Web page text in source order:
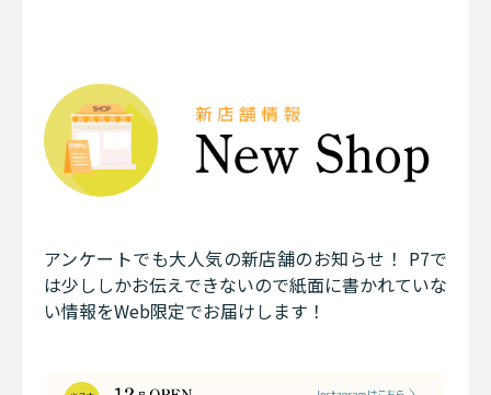
アンケートでも大人気の新店舗のお知らせ！ P7で
は少ししかお伝えできないので紙面に書かれていな
い情報をWeb限定でお届けします！